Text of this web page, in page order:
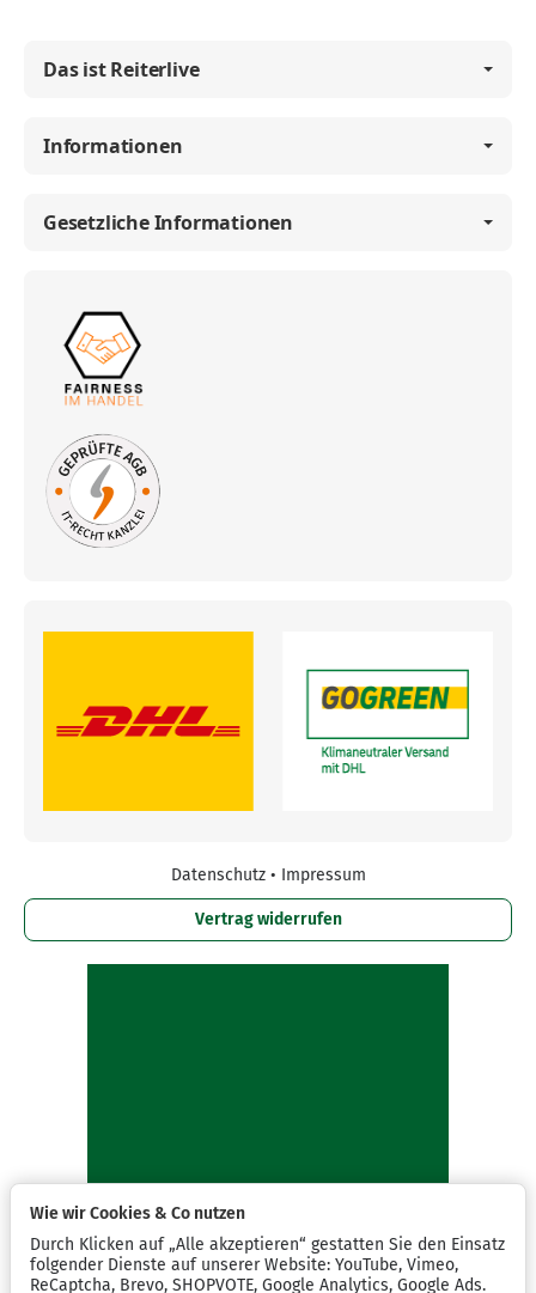
Das ist Reiterlive
Informationen
Gesetzliche Informationen
Datenschutz • Impressum
Vertrag widerrufen
Wie wir Cookies & Co nutzen
Durch Klicken auf „Alle akzeptieren“ gestatten Sie den Einsatz
folgender Dienste auf unserer Website: YouTube, Vimeo,
ReCaptcha, Brevo, SHOPVOTE, Google Analytics, Google Ads.